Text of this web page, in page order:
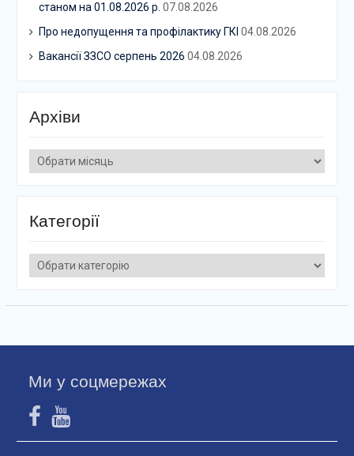
станом на 01.08.2026 р. 07.08.2026
Про недопущення та профілактику ГКІ 04.08.2026
Вакансії ЗЗСО серпень 2026 04.08.2026
Архіви
Архіви
Категорії
Категорії
Ми у соцмережах